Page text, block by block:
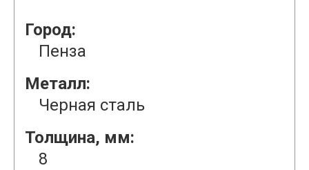
Город:
Пенза
Металл:
Черная сталь
Толщина, мм:
8